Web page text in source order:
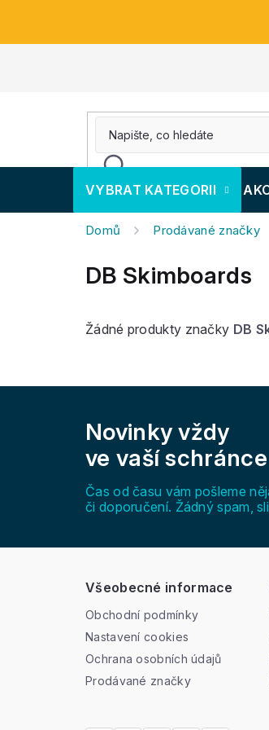
VYBRAT KATEGORII
Domů Prodávané značky
DB Skimboards
Žádné produkty značky DB
Novinky vždy
ve vaší schránce
Čas od času vám pošleme
či doporučení. Žádný spam,
Všeobecné informace
Obchodní podmínky
Nastavení cookies
Ochrana osobních údajů
Prodávané značky